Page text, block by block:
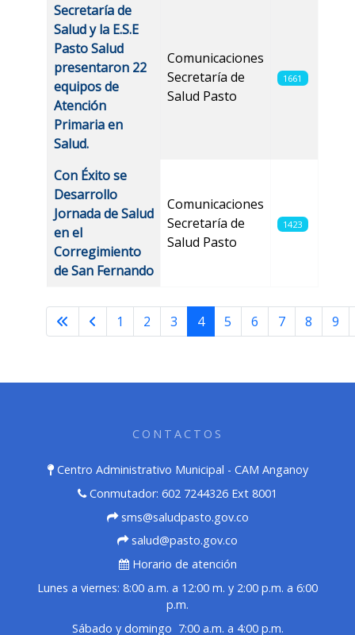
Secretaría de
Salud y la E.S.E
Pasto Salud
presentaron 22
equipos de
Atención
Primaria en
Salud.
Comunicaciones
Secretaría de
Salud Pasto
1661
Con Éxito se
Desarrollo
Jornada de Salud
en el
Corregimiento
de San Fernando
Comunicaciones
Secretaría de
Salud Pasto
1423
Página 4 de 32
1 2 3 4 5 6 7 8 9
CONTACTOS
Centro Administrativo Municipal - CAM Anganoy
Conmutador: 602 7244326 Ext 8001
sms@saludpasto.gov.co
salud@pasto.gov.co
Horario de atención
Lunes a viernes: 8:00 a.m. a 12:00 m. y 2:00 p.m. a 6:00
p.m.
Sábado y domingo 7:00 a.m. a 4:00 p.m.